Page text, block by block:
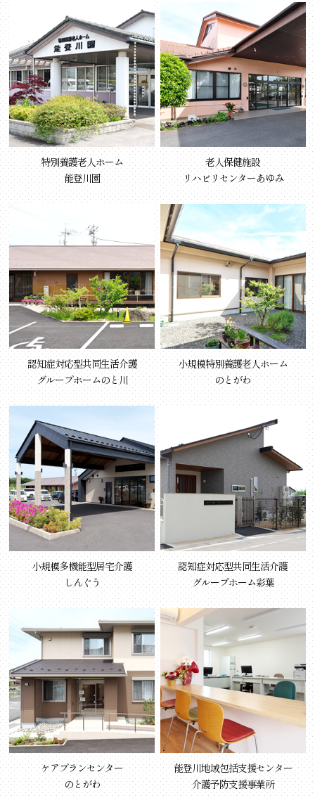
特別養護老人ホーム
能登川園
老人保健施設
リハビリセンターあゆみ
認知症対応型共同生活介護
グループホームのと川
小規模特別養護老人ホーム
のとがわ
小規模多機能型居宅介護
しんぐう
認知症対応型共同生活介護
グループホーム彩葉
ケアプランセンター
のとがわ
能登川地域包括支援センター
介護予防支援事業所